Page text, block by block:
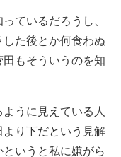
ているだろうし、
た後とか何食わぬ
もそういうのを知
うに見えている人
より下だという見解
いうと私に嫌がら